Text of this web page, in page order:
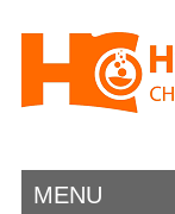
MENU